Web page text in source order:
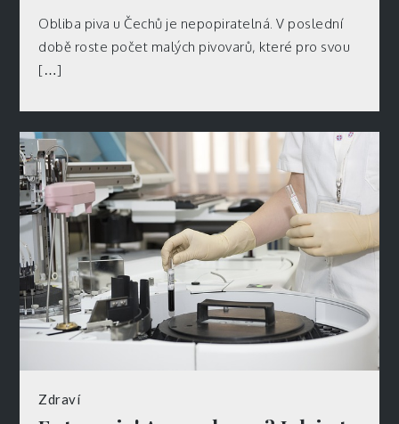
Obliba piva u Čechů je nepopiratelná. V poslední
době roste počet malých pivovarů, které pro svou
[…]
Zdraví